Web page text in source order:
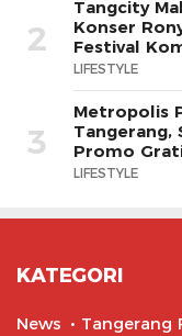
2
Tangcity
Konser
Festival
LIFESTYLE
3
Metropolis
Tangerang,
Promo
LIFESTYLE
KATEGORI
News Tangerang